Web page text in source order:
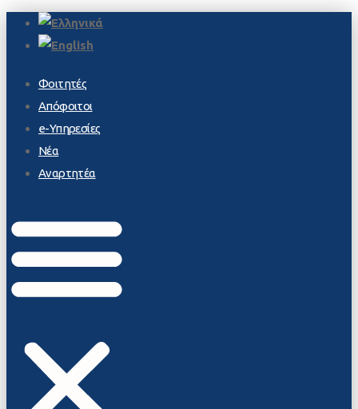
Φοιτητές
Απόφοιτοι
e-Υπηρεσίες
Νέα
Αναρτητέα